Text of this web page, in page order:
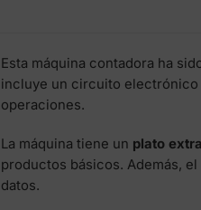
Esta máquina contadora ha
incluye un circuito electrónico
operaciones.
La máquina tiene un plato
productos básicos. Además,
datos.